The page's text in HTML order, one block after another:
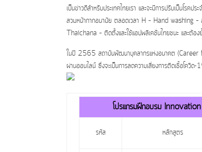
เป็นข่าวดีสำหรับประเทศไทยเรา และจะมีการปรับเป็นโ
สวมหน้ากากอนามัย ตลอดเวลา H – Hand washing
Thaichana – ติดตั้งและใช้แอปพลิเคชั่นไทยชนะ และต้อง
ในปี 2565 สถาบันพัฒนาบุคลากรแห่งอนาคต (Career
ผ่านออนไลน์ ซึ่งจะเป็นการลดความเสี่ยงการติดเชื้อโควิ
โปรแกรมฝึกอบรม
รหัส หลักสูตร